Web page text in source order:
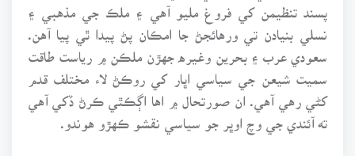
پسند تنظيمن کي فروغ مليو آهي ۽ ملڪ جي مذهبي ۽
نسلي بنيادن تي ورهائجڻ جا امڪان پڻ پيدا ٿي پيا آهن.
سعودي عرب ۽ بحرين وغيره جهڙن ملڪن ۾ رياست طاقت
سميت شيعن جي سياسي اڀار کي روڪڻ لاء مختلف قدم
کڻي رهي آهي. ان صورتحال ۾ اها اڳڪٿي ڪرڻ ڏکي آهي
ته آئندي جي وچ اوڀر جو سياسي نقشو ڪهڙو هوندو.